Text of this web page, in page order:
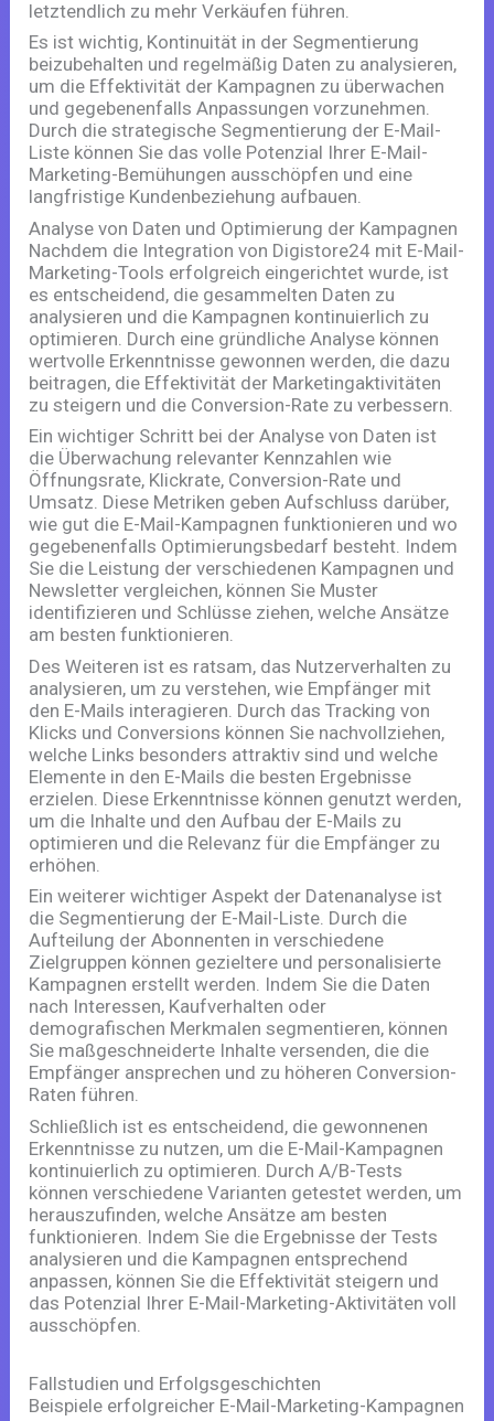
letztendlich zu mehr Verkäufen führen.
Es ist wichtig, Kontinuität in der Segmentierung
beizubehalten und regelmäßig Daten zu analysieren,
um die Effektivität der Kampagnen zu überwachen
und gegebenenfalls Anpassungen vorzunehmen.
Durch die strategische Segmentierung der E-Mail-
Liste können Sie das volle Potenzial Ihrer E-Mail-
Marketing-Bemühungen ausschöpfen und eine
langfristige Kundenbeziehung aufbauen.
Analyse von Daten und Optimierung der Kampagnen
Nachdem die Integration von Digistore24 mit E-Mail-
Marketing-Tools erfolgreich eingerichtet wurde, ist
es entscheidend, die gesammelten Daten zu
analysieren und die Kampagnen kontinuierlich zu
optimieren. Durch eine gründliche Analyse können
wertvolle Erkenntnisse gewonnen werden, die dazu
beitragen, die Effektivität der Marketingaktivitäten
zu steigern und die Conversion-Rate zu verbessern.
Ein wichtiger Schritt bei der Analyse von Daten ist
die Überwachung relevanter Kennzahlen wie
Öffnungsrate, Klickrate, Conversion-Rate und
Umsatz. Diese Metriken geben Aufschluss darüber,
wie gut die E-Mail-Kampagnen funktionieren und wo
gegebenenfalls Optimierungsbedarf besteht. Indem
Sie die Leistung der verschiedenen Kampagnen und
Newsletter vergleichen, können Sie Muster
identifizieren und Schlüsse ziehen, welche Ansätze
am besten funktionieren.
Des Weiteren ist es ratsam, das Nutzerverhalten zu
analysieren, um zu verstehen, wie Empfänger mit
den E-Mails interagieren. Durch das Tracking von
Klicks und Conversions können Sie nachvollziehen,
welche Links besonders attraktiv sind und welche
Elemente in den E-Mails die besten Ergebnisse
erzielen. Diese Erkenntnisse können genutzt werden,
um die Inhalte und den Aufbau der E-Mails zu
optimieren und die Relevanz für die Empfänger zu
erhöhen.
Ein weiterer wichtiger Aspekt der Datenanalyse ist
die Segmentierung der E-Mail-Liste. Durch die
Aufteilung der Abonnenten in verschiedene
Zielgruppen können gezieltere und personalisierte
Kampagnen erstellt werden. Indem Sie die Daten
nach Interessen, Kaufverhalten oder
demografischen Merkmalen segmentieren, können
Sie maßgeschneiderte Inhalte versenden, die die
Empfänger ansprechen und zu höheren Conversion-
Raten führen.
Schließlich ist es entscheidend, die gewonnenen
Erkenntnisse zu nutzen, um die E-Mail-Kampagnen
kontinuierlich zu optimieren. Durch A/B-Tests
können verschiedene Varianten getestet werden, um
herauszufinden, welche Ansätze am besten
funktionieren. Indem Sie die Ergebnisse der Tests
analysieren und die Kampagnen entsprechend
anpassen, können Sie die Effektivität steigern und
das Potenzial Ihrer E-Mail-Marketing-Aktivitäten voll
ausschöpfen.
Fallstudien und Erfolgsgeschichten
Beispiele erfolgreicher E-Mail-Marketing-Kampagnen